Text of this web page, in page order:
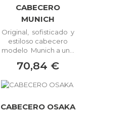
CABECERO
MUNICH
Original, sofisticado y
estiloso cabecero
modelo Munich a un...
70,84 €
CABECERO OSAKA